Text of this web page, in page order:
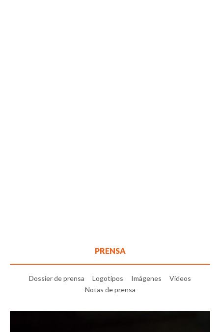
PRENSA
Dossier de prensa Logotipos Imágenes
Vídeos
Notas de prensa